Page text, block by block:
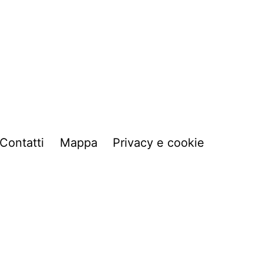
Contatti Mappa Privacy e cookie